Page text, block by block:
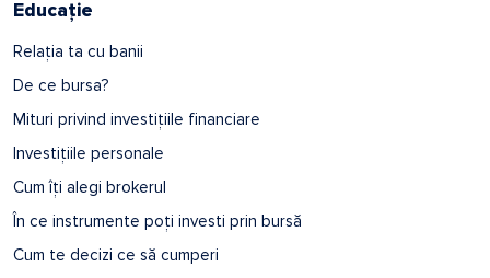
Educație
Relația ta cu banii
De ce bursa?
Mituri privind investițiile financiare
Investițiile personale
Cum îți alegi brokerul
În ce instrumente poți investi prin bursă
Cum te decizi ce să cumperi